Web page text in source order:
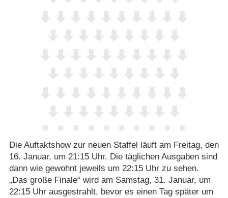
Die Auftaktshow zur neuen Staffel läuft am Freitag, den
16. Januar, um 21:15 Uhr. Die täglichen Ausgaben sind
dann wie gewohnt jeweils um 22:15 Uhr zu sehen.
„Das große Finale“ wird am Samstag, 31. Januar, um
22:15 Uhr ausgestrahlt, bevor es einen Tag später um